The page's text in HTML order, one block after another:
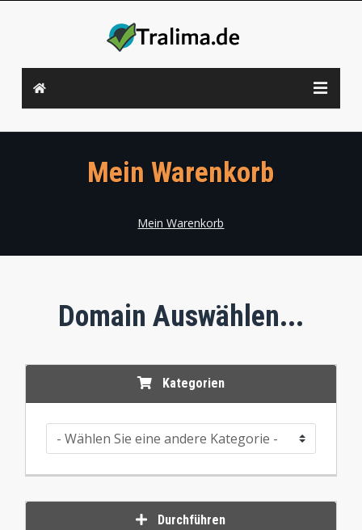
Mein Warenkorb
Mein Warenkorb
Domain Auswählen...
Kategorien
Durchführen